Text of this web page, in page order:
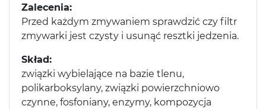
Zalecenia:
Przed każdym zmywaniem sprawdzić czy filtr
zmywarki jest czysty i usunąć resztki jedzenia.
Skład:
związki wybielające na bazie tlenu,
polikarboksylany, związki powierzchniowo
czynne, fosfoniany, enzymy, kompozycja